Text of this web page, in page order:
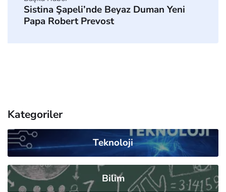
Sistina Şapeli’nde Beyaz Duman Yeni
Papa Robert Prevost
Kategoriler
Teknoloji
Bilim